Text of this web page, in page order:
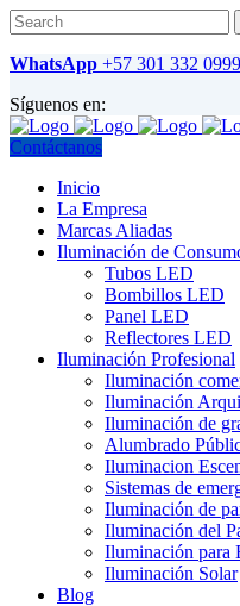
WhatsApp +57 301 332 0999
Síguenos en:
Contáctanos
Inicio
La Empresa
Marcas Aliadas
Iluminación de
Tubos LED
Bombillos LED
Panel LED
Reflectores LED
Iluminación Profesional
Iluminación
Iluminación
Iluminación de
Alumbrado
Iluminacion
Sistemas de
Iluminación de
Iluminación del
Iluminación para
Iluminación Solar
Blog